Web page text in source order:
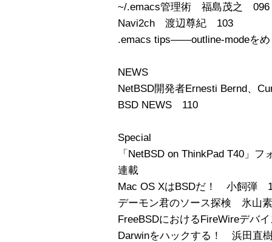
~/.emacs管理術 福島茂之 096
Navi2ch 渡辺尊紀 103
.emacs tips――outline-modeを
NEWS
NetBSD開発者Ernesti Bernd、
BSD NEWS 110
Special
「NetBSD on ThinkPad T40」
連載
Mac OS XはBSDだ！ 小飼弾
デーモン君のソース探検 氷山
FreeBSDにおけるFireWireデ
Darwinをハックする！ 浜田直